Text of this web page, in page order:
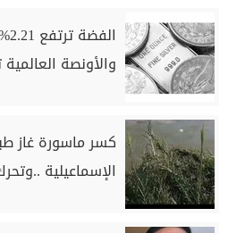
والأونصة العالمية
كسر ماسورة غاز
الإسماعيلية